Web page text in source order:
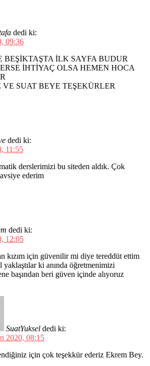
dedi ki:
09:36
BEŞİKTAŞTA İLK SAYFA BUDUR
İHTİYAÇ OLSA HEMEN HOCA
SUAT BEYE TEŞEKÜRLER
dedi ki:
11:55
derslerimizi bu siteden aldık. Çok
ederim
dedi ki:
12:05
kızım için güvenilir mi diye tereddüt ettim
yaklaştılar ki anında öğretmenimizi
başından beri güven içinde alıyoruz
SuatYuksel dedi ki:
2020, 08:15
için çok teşekkür ederiz Ekrem Bey.